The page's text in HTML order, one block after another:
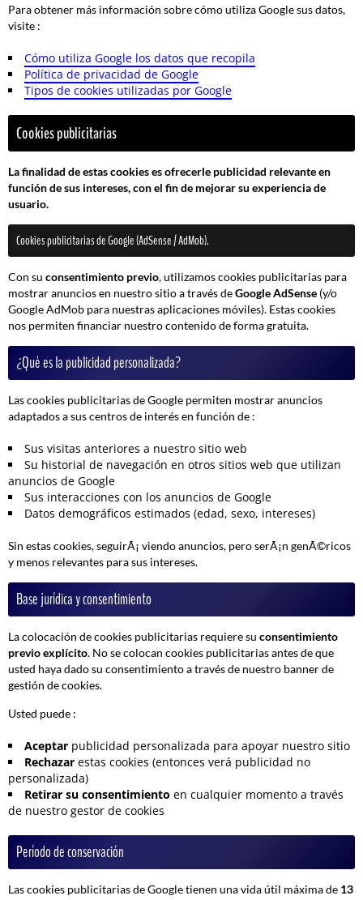
Para obtener más información sobre cómo utiliza Google sus datos,
visite :
Cómo utiliza Google los datos que recopila
Política de privacidad de Google
Tipos de cookies utilizadas por Google
Cookies publicitarias
La finalidad de estas cookies es ofrecerle publicidad relevante en
función de sus intereses, con el fin de mejorar su experiencia de
usuario.
Cookies publicitarias de Google (AdSense / AdMob).
Con su consentimiento previo, utilizamos cookies publicitarias para
mostrar anuncios en nuestro sitio a través deGoogle AdSense (y/o
Google AdMob para nuestras aplicaciones móviles). Estas cookies
nos permiten financiar nuestro contenido de forma gratuita.
¿Qué es la publicidad personalizada?
Las cookies publicitarias de Google permiten mostrar anuncios
adaptados a sus centros de interés en función de :
Sus visitas anteriores a nuestro sitio web
Su historial de navegación en otros sitios web que utilizan
anuncios de Google
Sus interacciones con los anuncios de Google
Datos demográficos estimados (edad, sexo, intereses)
Sin estas cookies, seguirÃ¡ viendo anuncios, pero serÃ¡n genÃ©ricos
y menos relevantes para sus intereses.
Base jurídica y consentimiento
La colocación de cookies publicitarias requiere su consentimiento
previo explícito. No se colocan cookies publicitarias antes de que
usted haya dado su consentimiento a través de nuestro banner de
gestión de cookies.
Usted puede :
Aceptar publicidad personalizada para apoyar nuestro sitio
Rechazar estas cookies (entonces verá publicidad no
personalizada)
Retirar su consentimiento en cualquier momento a través
de nuestro gestor de cookies
Período de conservación
Las cookies publicitarias de Google tienen una vida útil máxima de 13